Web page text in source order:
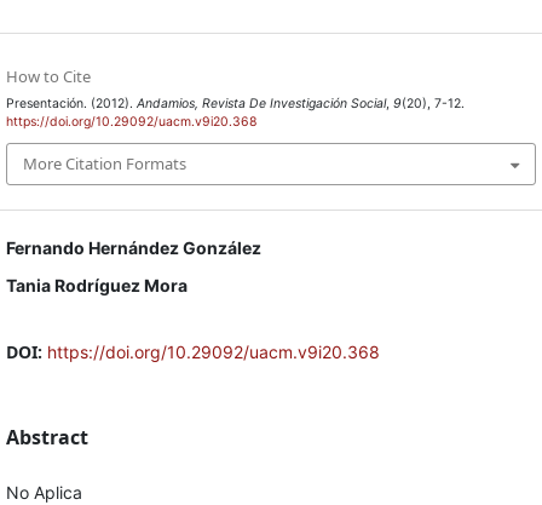
Fernando Hernández González
Tania Rodríguez Mora
DOI: https://doi.org/10.29092/uacm.v9i20.368
Abstract
No Aplica
How to Cite
Presentación. (2012). Andamios, Revista De Investigación Social, 9(20), 7-12.
https://doi.org/10.29092/uacm.v9i20.368
More Citation Formats